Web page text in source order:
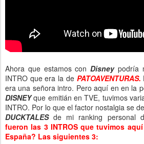
Ahora que estamos conDisney podría
INTRO que era la de PATOAVENTURAS.
era una señora intro. Pero aquí en en la
DISNEYque emitián en TVE, tuvimos
INTRO. Por lo que el factor nostalgia se
DUCKTALESde mi ranking personal
fueron las 3 INTROS que tuvimos
España? Las siguientes 3: